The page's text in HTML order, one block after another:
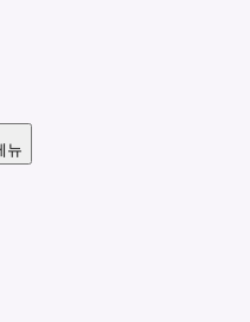
뉴